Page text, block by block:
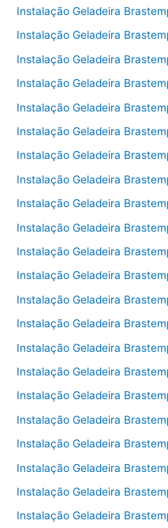
Instalação Geladeira
Instalação Geladeira
Instalação Geladeira
Instalação Geladeira
Instalação Geladeira
Instalação Geladeira
Instalação Geladeira
Instalação Geladeira
Instalação Geladeira
Instalação Geladeira
Instalação Geladeira
Instalação Geladeira
Instalação Geladeira
Instalação Geladeira
Instalação Geladeira
Instalação Geladeira
Instalação Geladeira
Instalação Geladeira
Instalação Geladeira
Instalação Geladeira
Instalação Geladeira
Instalação Geladeira